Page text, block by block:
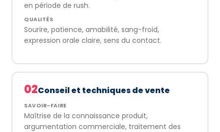
en période de rush.
QUALITÉS
Sourire, patience, amabilité, sang-froid,
expression orale claire, sens du contact.
02Conseil et techniques de vente
SAVOIR-FAIRE
Maîtrise de la connaissance produit,
argumentation commerciale, traitement des